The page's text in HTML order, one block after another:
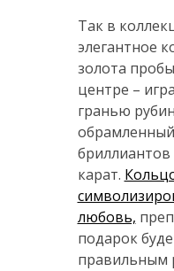
Так в
элегантное
золота
центре –
гранью
карат.
любовь,
подарок
правильным